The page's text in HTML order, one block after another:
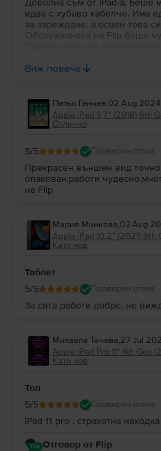
5. Apple iPad 9.7” 6th Genна
ВъвFlip.bg всички устройства могат
Може да притежаваш таблета Apple
ВъвFlip.bgофертите за
идва с хубаво кабелче. Има
за зареждане, а освен това
Обслужването на Flip беше
качество е чудесна. Благодаря!
Виж повече
Петьо Генчев,02 Aug 2024
Apple iPad 9,7” (2018) 6th
Отлично
5/5 Проверен отзив
Прекрасен външен вид
опакован,работи
на Flip
Мария Минкова,03 Aug
Apple iPad 10.2” (2021) 9th
Като нов
Таблет
5/5 Проверен отзив
За свга работи добре, не
Михаела Тачева,27 Jul
Apple iPad Pro 11" 4th Gen
Като нов
Топ
5/5 Проверен отзив
iPad 11 pro , страхотна находка
Отговор от Flip